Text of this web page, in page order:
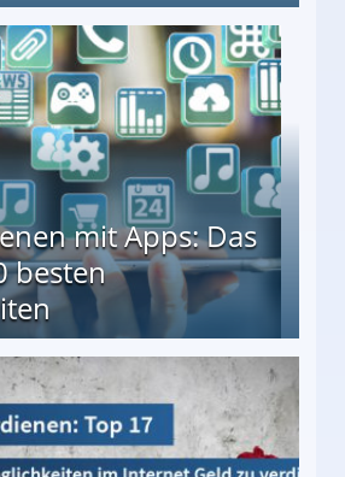
mit Apps: Das
besten